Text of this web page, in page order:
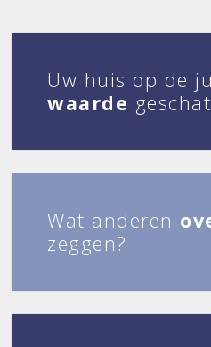
Uw huis op de
waarde
Wat anderen
zeggen?